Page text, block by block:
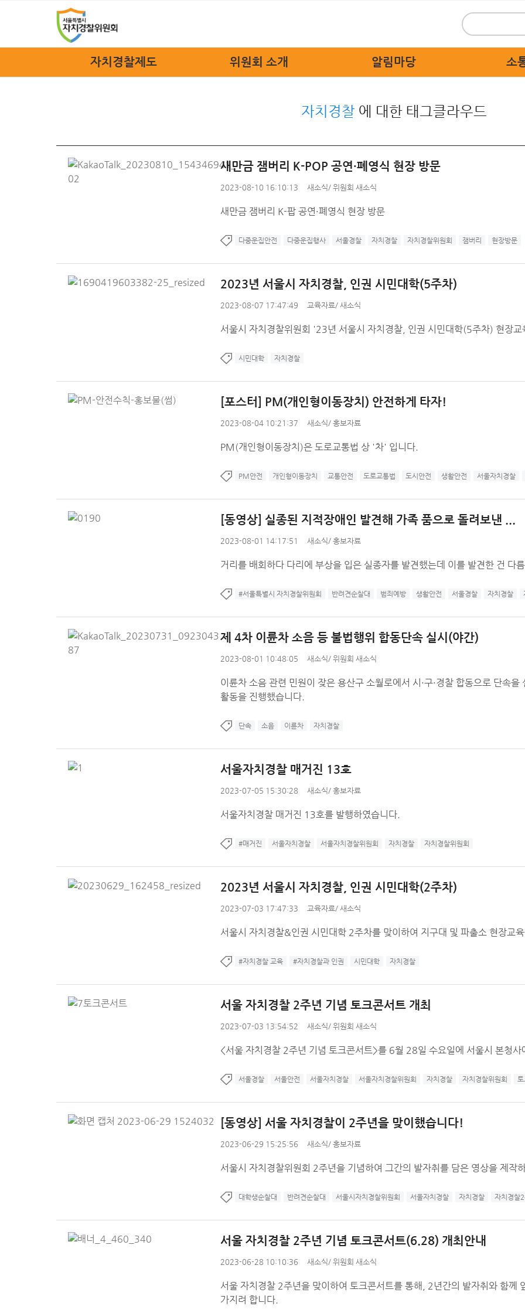
자치경찰제도
자치경찰 FAQ
위원회 소개
위원회 상징물
조직도
알림마당
보도자료
교육자료
디지털 명예의 전당
소
자치경찰에 대한 태그클라우드
새만금 잼버리 K-POP 공연·폐영식 현장 방문
2023-08-10 16:10:13 새소식/ 위원회 새소식
새만금 잼버리 K-팝 공연·폐영식 현장 방문
다중운집안전 다중운집행사 서울경찰 자치경찰 자치경찰위원회 잼버리 현장방문
2023년 서울시 자치경찰, 인권 시민대학(5주차)
2023-08-07 17:47:49 교육자료/ 새소식
서울시 자치경찰위원회 '23년 서울시 자치경찰, 인권 시민대학(5주차) 현장교
시민대학 자치경찰
[포스터] PM(개인형이동장치) 안전하게 타자!
2023-08-04 10:21:37 새소식/ 홍보자료
PM(개인형이동장치)은 도로교통법 상 '차' 입니다.
PM안전 개인형이동장치 교통안전 도로교통법 도시안전 생활안전 서울자치경찰
[동영상] 실종된 지적장애인 발견해 가족 품으로 돌려보낸 ...
2023-08-01 14:17:51 새소식/ 홍보자료
거리를 배회하다 다리에 부상을 입은 실종자를 발견했는데 이를 발견한 건 다
#서울특별시 자치경찰위원회 반려견순찰대 범죄예방 생활안전 서울경찰 자치경찰
제 4차 이륜차 소음 등 불법행위 합동단속 실시(야간)
2023-08-01 10:48:05 새소식/ 위원회 새소식
이륜차 소음 관련 민원이 잦은 용산구 소월로에서 시·구·경찰 합동으로 단속
활동을 진행했습니다.
단속 소음 이륜차 자치경찰
서울자치경찰 매거진 13호
2023-07-05 15:30:28 새소식/ 홍보자료
서울자치경찰 매거진 13호를 발행하였습니다.
#매거진 서울자치경찰 서울자치경찰위원회 자치경찰 자치경찰위원회
2023년 서울시 자치경찰, 인권 시민대학(2주차)
2023-07-03 17:47:33 교육자료/ 새소식
서울시 자치경찰&인권 시민대학 2주차를 맞이하여 지구대 및 파출소 현장교
#자치경찰 교육 #자치경찰과 인권 시민대학 자치경찰
서울 자치경찰 2주년 기념 토크콘서트 개최
2023-07-03 13:54:52 새소식/ 위원회 새소식
<서울 자치경찰 2주년 기념 토크콘서트>를 6월 28일 수요일에 서울시 본청사
서울경찰 서울안전 서울자치경찰 서울자치경찰위원회 자치경찰 자치경찰위원회
[동영상] 서울 자치경찰이 2주년을 맞이했습니다!
2023-06-29 15:25:56 새소식/ 홍보자료
서울시 자치경찰위원회 2주년을 기념하여 그간의 발자취를 담은 영상을 제작
대학생순찰대 반려견순찰대 서울시자치경찰위원회 서울자치경찰 자치경찰 자치경찰
서울 자치경찰 2주년 기념 토크콘서트(6.28) 개최안내
2023-06-28 10:10:36 새소식/ 위원회 새소식
서울 자치경찰 2주년을 맞이하여 토크콘서트를 통해, 2년간의 발자취와 함께
가지려 합니다.